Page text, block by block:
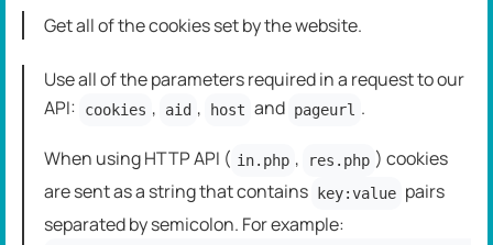
Get all of the cookies set by the website.
Use all of the parameters required in a request to our
API:
cookies , aid , host and pageurl .
When using HTTP API ( in.php , res.php ) cookies
are sent as a string that contains
key:value pairs
separated by semicolon. For example: